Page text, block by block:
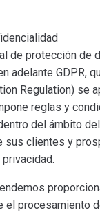
de protección de
adelante GDPR,
Regulation) se
reglas y
del ámbito
sus clientes y
el procesamiento